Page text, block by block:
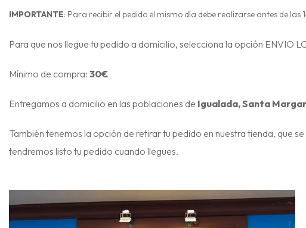
IMPORTANTE: Para recibir el pedido el mismo día debe realizarse antes de
Para que nos llegue tu pedido a domicilio, selecciona la opción ENVIO
Mínimo de compra: 30€
Entregamos a domicilio en las poblaciones de Igualada, Santa
También tenemos la opción de retirar tu pedido en nuestra tienda, que
tendremos listo tu pedido cuando llegues.